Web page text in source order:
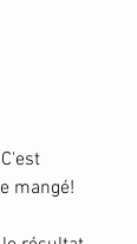
mangé!